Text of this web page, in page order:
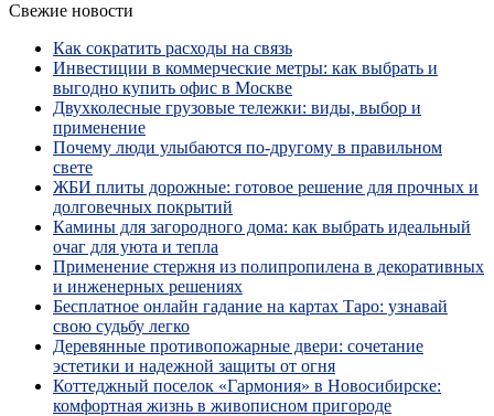
Свежие новости
Как сократить расходы на связь
Инвестиции в коммерческие метры: как выбрать и
выгодно купить офис в Москве
Двухколесные грузовые тележки: виды, выбор и
применение
Почему люди улыбаются по‑другому в правильном
свете
ЖБИ плиты дорожные: готовое решение для прочных и
долговечных покрытий
Камины для загородного дома: как выбрать идеальный
очаг для уюта и тепла
Применение стержня из полипропилена в декоративных
и инженерных решениях
Бесплатное онлайн гадание на картах Таро: узнавай
свою судьбу легко
Деревянные противопожарные двери: сочетание
эстетики и надежной защиты от огня
Коттеджный поселок «Гармония» в Новосибирске:
комфортная жизнь в живописном пригороде